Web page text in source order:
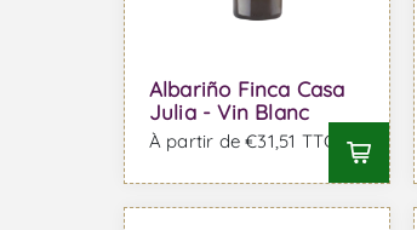
Albariño Finca Casa
Julia - Vin Blanc
À partir de €31,51 TTC